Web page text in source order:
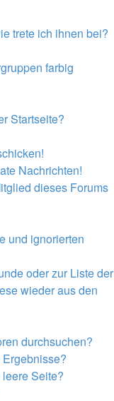
trete ich ihnen bei?
farbig
Startseite?
Nachrichten!
dieses Forums
und ignorierten
oder zur Liste der
wieder aus den
durchsuchen?
Seite?